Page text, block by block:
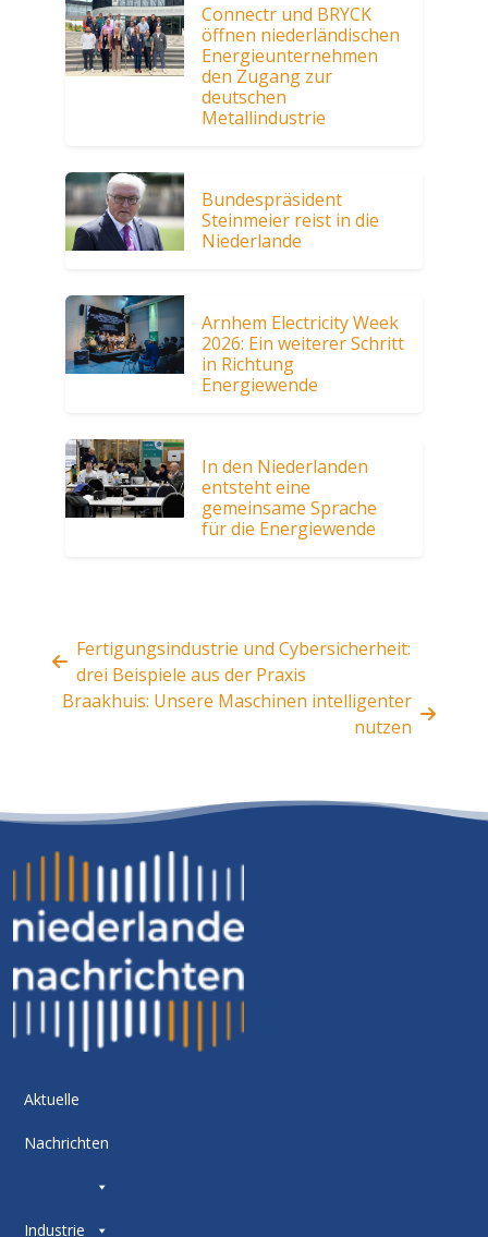
Connectr und BRYCK
öffnen niederländischen
Energieunternehmen
den Zugang zur
deutschen
Metallindustrie
Bundespräsident
Steinmeier reist in die
Niederlande
Arnhem Electricity Week
2026: Ein weiterer Schritt
in Richtung
Energiewende
In den Niederlanden
entsteht eine
gemeinsame Sprache
für die Energiewende
Fertigungsindustrie und Cybersicherheit:
drei Beispiele aus der Praxis
Braakhuis: Unsere Maschinen intelligenter
nutzen
Aktuelle
Nachrichten
Industrie